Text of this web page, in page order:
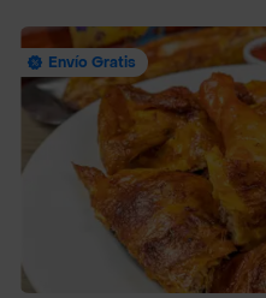
Envío Gratis